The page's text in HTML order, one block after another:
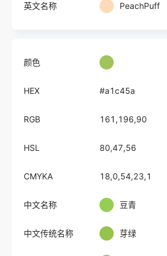
英文名称 PeachPuff
颜色
HEX #a1c45a
RGB 161,196,90
HSL 80,47,56
CMYKA 18,0,54,23,1
中文名称 豆青
中文传统名称 芽绿